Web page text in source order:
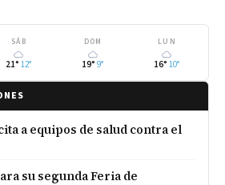
SÁB
21° 12°
DOM
19° 9°
LUN
16° 10°
a equipos de salud contra el
su segunda Feria de